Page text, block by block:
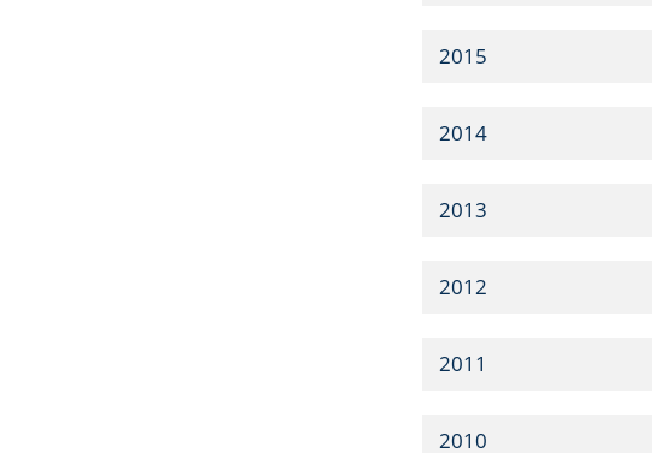
2015
2014
2013
2012
2011
2010